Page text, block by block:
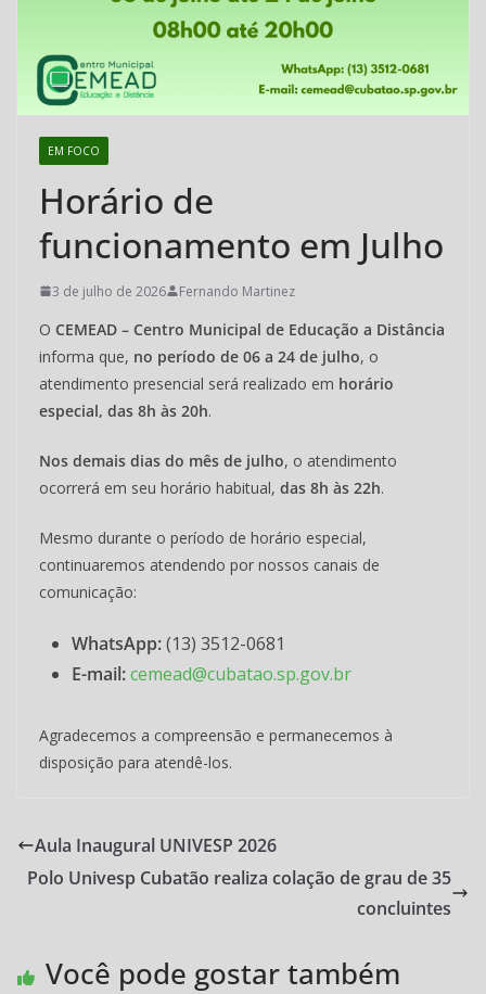
Cubatão
–
CEMEAD
EM FOCO
Horário de
funcionamento em Julho
3 de julho de 2026 Fernando Martinez
O CEMEAD – Centro Municipal de Educação a Distância
informa que, no período de 06 a 24 de julho, o
atendimento presencial será realizado em horário
especial, das 8h às 20h.
Nos demais dias do mês de julho, o atendimento
ocorrerá em seu horário habitual, das 8h às 22h.
Mesmo durante o período de horário especial,
continuaremos atendendo por nossos canais de
comunicação:
WhatsApp:(13) 3512-0681
E-mail:cemead@cubatao.sp.gov.br
Agradecemos a compreensão e permanecemos à
disposição para atendê-los.
Aula Inaugural UNIVESP 2026
Polo Univesp Cubatão realiza colação de grau de 35
concluintes
Você pode gostar também